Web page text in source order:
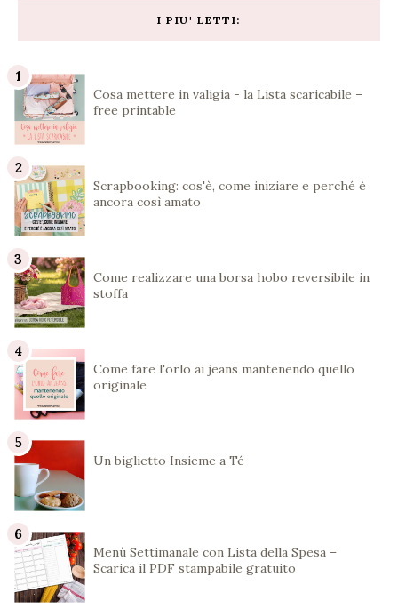
I PIU' LETTI:
Cosa mettere in valigia - la Lista scaricabile –
free printable
Scrapbooking: cos'è, come iniziare e perché è
ancora così amato
Come realizzare una borsa hobo reversibile in
stoffa
Come fare l'orlo ai jeans mantenendo quello
originale
Un biglietto Insieme a Té
Menù Settimanale con Lista della Spesa –
Scarica il PDF stampabile gratuito